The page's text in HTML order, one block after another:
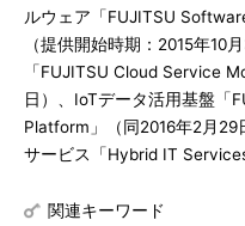
ルウェア「FUJITSU
（提供開始時期：2015年10
「FUJITSU Cloud Service
日）、IoTデータ活用基盤「
Platform」（同2016年2月29
サービス「Hybrid IT
関連キーワード